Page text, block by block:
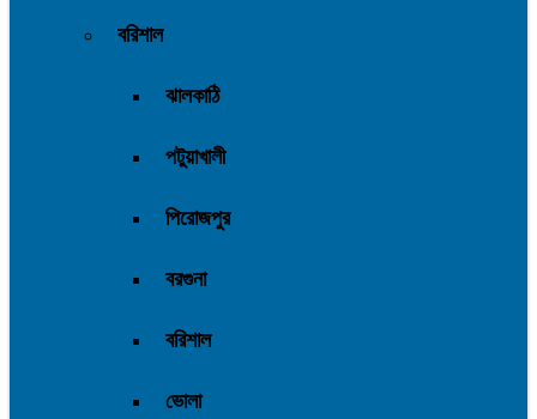
বরিশাল
ঝালকাঠি
পটুয়াখালী
পিরোজপুর
বরগুনা
বরিশাল
ভোলা